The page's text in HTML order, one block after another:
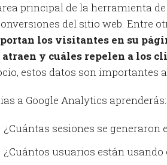
principal de la herramienta
del sitio web. Entre
los visitantes en su
atraen y cuáles repelen a los
estos datos son importantes
a Google Analytics aprenderás:
¿Cuántas sesiones se generaron
¿Cuántos usuarios están usando